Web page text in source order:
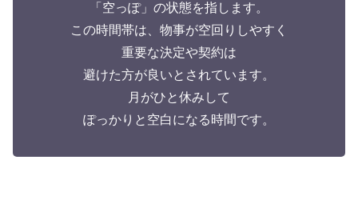
「空っぽ」の状態を指します。
この時間帯は、物事が空回りしやすく
重要な決定や契約は
避けた方が良いとされています。
月がひと休みして
ぽっかりと空白になる時間です。